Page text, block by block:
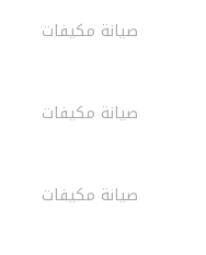
صيانة مكيفات
صيانة مكيفات
صيانة مكيفات